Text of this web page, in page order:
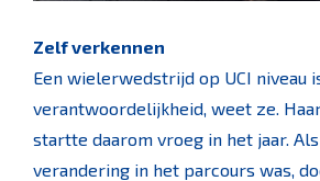
Zelf verkennen
Een wielerwedstrijd op UCI niveau
verantwoordelijkheid, weet ze.
startte daarom vroeg in het jaar.
verandering in het parcours was,